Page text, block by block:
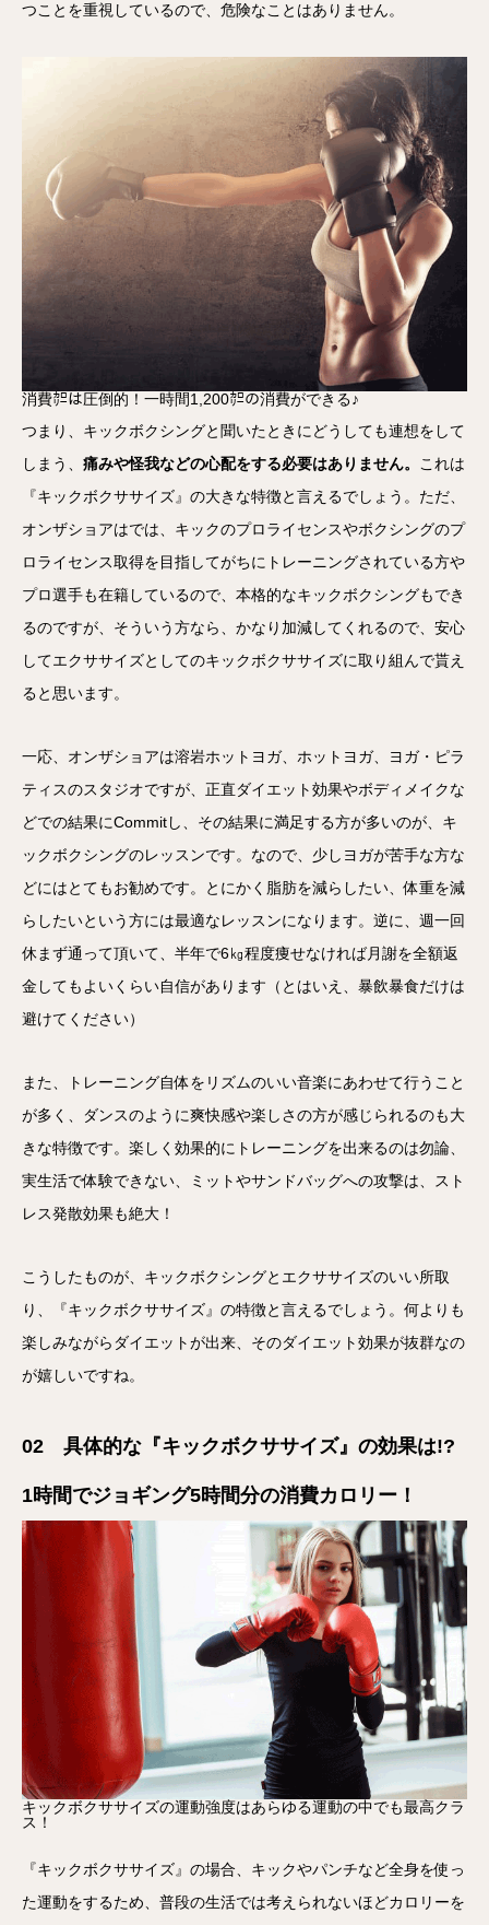
つことを重視しているので、危険なことはありません。
消費㌍は圧倒的！一時間1,200㌍の消費ができる♪
つまり、キックボクシングと聞いたときにどうしても連想をして
しまう、 痛みや怪我などの心配をする必要はありません。
これは
『キックボクササイズ』の大きな特徴と言えるでしょう。ただ、
オンザショアはでは、キックのプロライセンスやボクシングのプ
ロライセンス取得を目指してがちにトレーニングされている方や
プロ選手も在籍しているので、本格的なキックボクシングもでき
るのですが、そういう方なら、かなり加減してくれるので、安心
してエクササイズとしてのキックボクササイズに取り組んで貰え
ると思います。
一応、オンザショアは溶岩ホットヨガ、ホットヨガ、ヨガ・ピラ
ティスのスタジオですが、正直ダイエット効果やボディメイクな
どでの結果にCommitし、その結果に満足する方が多いのが、キ
ックボクシングのレッスンです。なので、少しヨガが苦手な方な
どにはとてもお勧めです。とにかく脂肪を減らしたい、体重を減
らしたいという方には最適なレッスンになります。逆に、週一回
休まず通って頂いて、半年で6㎏程度痩せなければ月謝を全額返
金してもよいくらい自信があります（とはいえ、暴飲暴食だけは
避けてください）
また、トレーニング自体をリズムのいい音楽にあわせて行うこと
が多く、ダンスのように爽快感や楽しさの方が感じられるのも大
きな特徴です。楽しく効果的にトレーニングを出来るのは勿論、
実生活で体験できない、ミットやサンドバッグへの攻撃は、スト
レス発散効果も絶大！
こうしたものが、キックボクシングとエクササイズのいい所取
り、『キックボクササイズ』の特徴と言えるでしょう。何よりも
楽しみながらダイエットが出来、そのダイエット効果が抜群なの
が嬉しいですね。
02 具体的な『キックボクササイズ』の効果は!?
1時間でジョギング5時間分の消費カロリー！
キックボクササイズの運動強度はあらゆる運動の中でも最高クラ
ス！
『キックボクササイズ』の場合、キックやパンチなど全身を使っ
た運動をするため、普段の生活では考えられないほどカロリーを